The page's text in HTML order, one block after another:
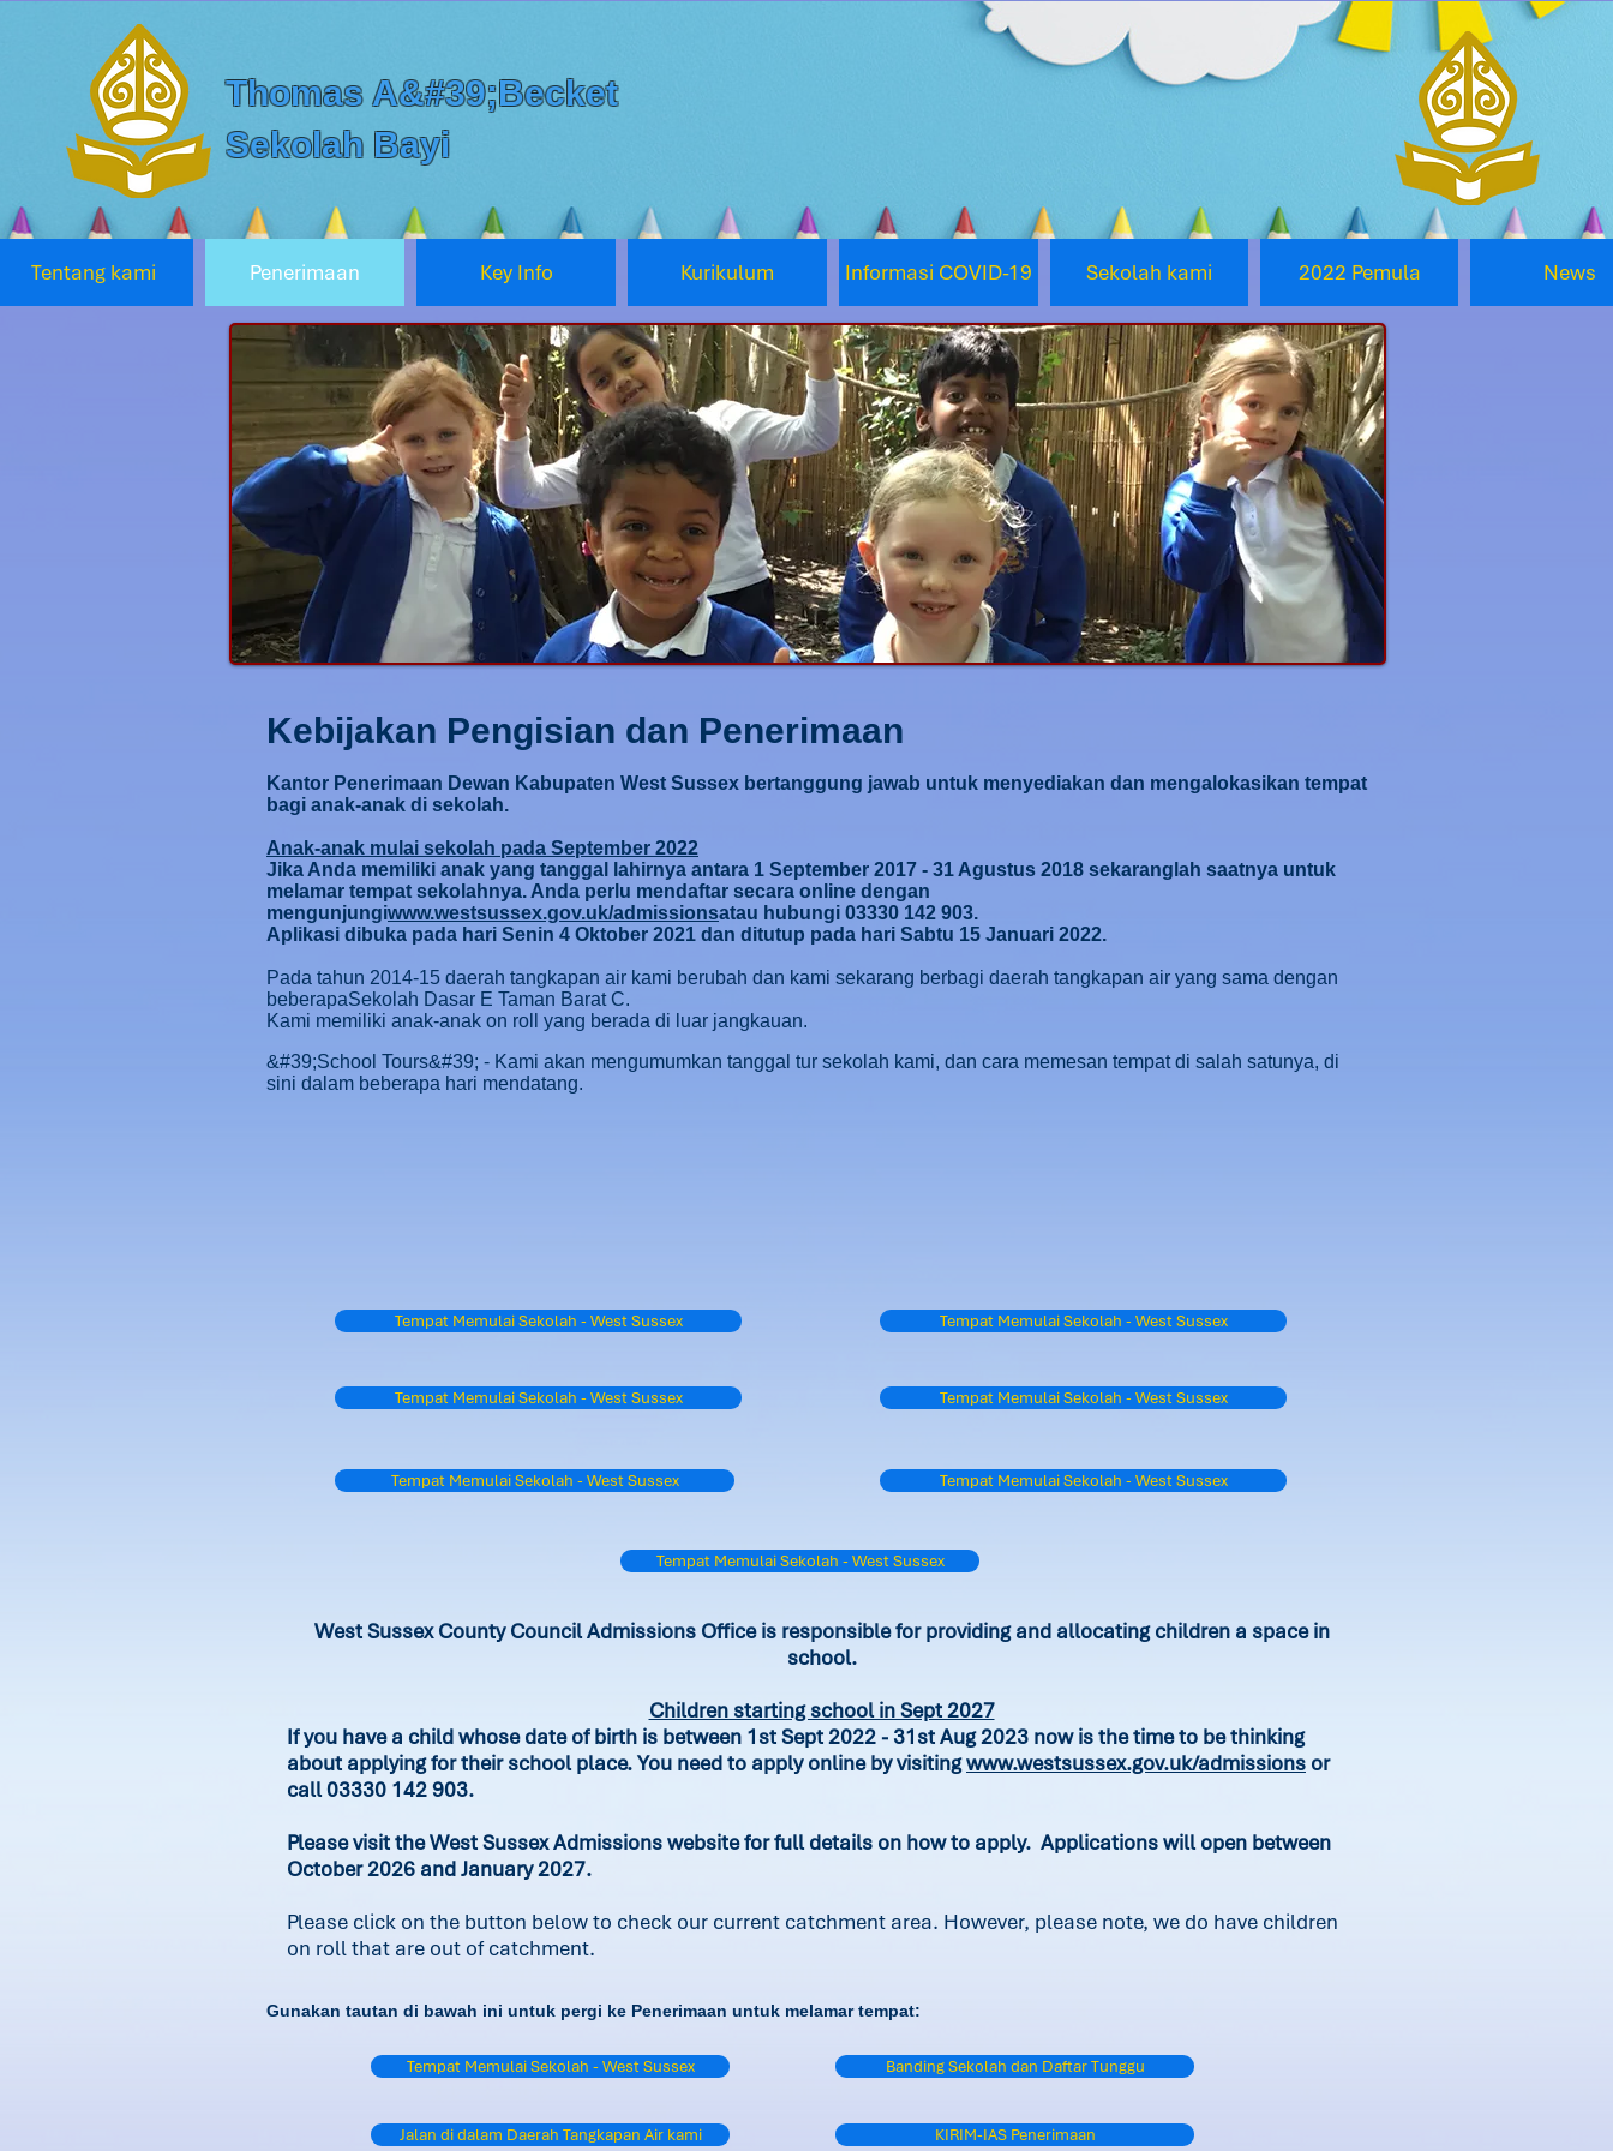
Thomas A&#39;Becket
Sekolah Bayi
Tentang kami Penerimaan Key Info Kurikulum Informasi COVID-19 Sekolah kami 2022 Pemula News
Kebijakan Pengisian dan Penerimaan
Kantor Penerimaan Dewan Kabupaten West Sussex bertanggung jawab untuk menyediakan dan mengalokasikan tempat
bagi anak-anak di sekolah.
Anak-anak mulai sekolah pada September 2022
Jika Anda memiliki anak yang tanggal lahirnya antara 1 September 2017 - 31 Agustus 2018 sekaranglah saatnya untuk
melamar tempat sekolahnya. Anda perlu mendaftar secara online dengan
mengunjungiwww.westsussex.gov.uk/admissionsatau hubungi 03330 142 903.
Aplikasi dibuka pada hari Senin 4 Oktober 2021 dan ditutup pada hari Sabtu 15 Januari 2022.
Pada tahun 2014-15 daerah tangkapan air kami berubah dan kami sekarang berbagi daerah tangkapan air yang sama dengan
beberapaSekolah Dasar E Taman Barat C.
Kami memiliki anak-anak on roll yang berada di luar jangkauan.
&#39;School Tours&#39; - Kami akan mengumumkan tanggal tur sekolah kami, dan cara memesan tempat di salah satunya, di
sini dalam beberapa hari mendatang.
Tempat Memulai Sekolah - West Sussex
Tempat Memulai Sekolah - West Sussex
Tempat Memulai Sekolah - West Sussex
Tempat Memulai Sekolah - West Sussex
Tempat Memulai Sekolah - West Sussex
Tempat Memulai Sekolah - West Sussex
Tempat Memulai Sekolah - West Sussex
West Sussex County Council Admissions Office is responsible for providing and allocating children a space in
school.
Children starting school in Sept 2027
If you have a child whose date of birth is between 1st Sept 2022 - 31st Aug 2023 now is the time to be thinking
about applying for their school place. You need to apply online by visitingwww.westsussex.gov.uk/admissions or
call 03330 142 903.
Please visit the West Sussex Admissions website for full details on how to apply. Applications will open between
October 2026 and January 2027.
Please click on the button below to check our current catchment area. However, please note, we do have children
on roll that are out of catchment.
Gunakan tautan di bawah ini untuk pergi ke Penerimaan untuk melamar tempat:
Tempat Memulai Sekolah - West Sussex
Jalan di dalam Daerah Tangkapan Air kami
Banding Sekolah dan Daftar Tunggu
KIRIM-IAS Penerimaan